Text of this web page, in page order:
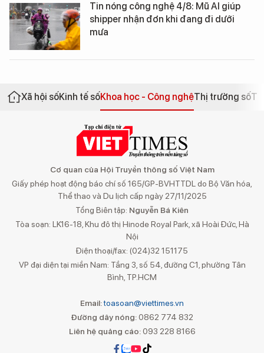
Tin nóng công nghệ 4/8: Mũ AI giúp
shipper nhận đơn khi đang đi dưới
mưa
Xã hội sốKinh tế sốKhoa học - Công nghệThị trường số
Cơ quan của Hội Truyền thông số Việt Nam
Giấy phép hoạt động báo chí số 165/GP-BVHTTDL do Bộ Văn hóa,
Thể thao và Du lịch cấp ngày 27/11/2025
Tổng Biên tập: Nguyễn Bá Kiên
Tòa soạn: LK16-18, Khu đô thị Hinode Royal Park, xã Hoài Đức, Hà
Nội
Điện thoại/fax: (024)32 151175
VP đại diện tại miền Nam: Tầng 3, số 54, đường C1, phường Tân
Bình, TP.HCM
Email:toasoan@viettimes.vn
Đường dây nóng: 0862 774 832
Liên hệ quảng cáo:093 228 8166